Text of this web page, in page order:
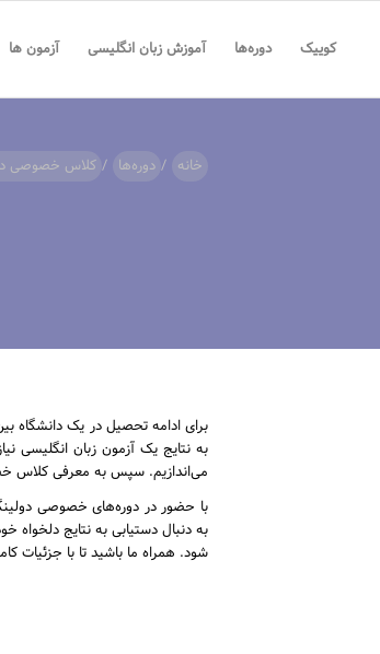
کوییک دوره‌ها آموزش زبان انگلیسی آزمون ها
خانه / دوره‌ها / کلاس خصوصی
برای ادامه تحصیل در یک دانشگاه
به نتایج یک آزمون زبان انگلیسی
می‌اندازیم. سپس به معرفی کلاس
به دنبال دستیابی به نتایج
شود. همراه ما باشید تا با